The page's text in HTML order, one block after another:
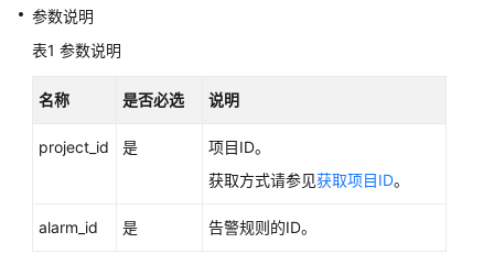
速
门
用
指
最
参数说明
表1 参数说明
名称 是否必选 说明
project_id 是
项目ID。
获取方式请参见获取项目ID。
alarm_id 是 告警规则的ID。